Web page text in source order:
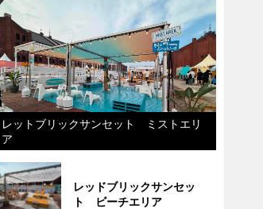
レットブリックサンセット ミストエリ
ア
レッドブリックサンセッ
ト ビーチエリア